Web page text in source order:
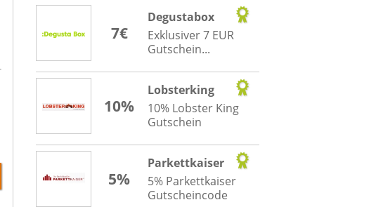
7€
Degustabox
Exklusiver 7 EUR
Gutschein...
10%
Lobsterking
10% Lobster King
Gutschein
5%
Parkettkaiser
5% Parkettkaiser
Gutscheincode